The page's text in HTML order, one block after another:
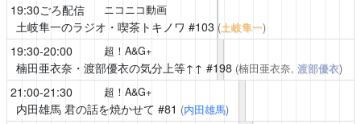
19:30ごろ配信 ニコニコ動画
土岐隼一のラジオ・喫茶トキノワ #103 (土岐隼一)
19:30-20:00 超！A&G+
楠田亜衣奈・渡部優衣の気分上等↑↑ #198 (楠田亜衣奈, 渡部優衣)
21:00-21:30 超！A&G+
内田雄馬 君の話を焼かせて #81 (内田雄馬)